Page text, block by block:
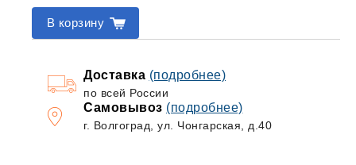
В корзину
Доставка (подробнее)
по всей России
Самовывоз (подробнее)
г. Волгоград, ул. Чонгарская, д.40